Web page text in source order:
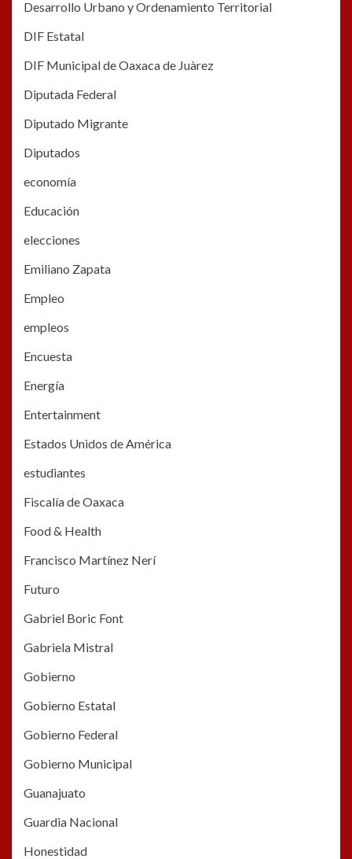
Desarrollo Urbano y Ordenamiento Territorial
DIF Estatal
DIF Municipal de Oaxaca de Juàrez
Diputada Federal
Diputado Migrante
Diputados
economía
Educación
elecciones
Emiliano Zapata
Empleo
empleos
Encuesta
Energía
Entertainment
Estados Unidos de América
estudiantes
Fiscalía de Oaxaca
Food & Health
Francisco Martínez Nerí
Futuro
Gabriel Boric Font
Gabriela Mistral
Gobierno
Gobierno Estatal
Gobierno Federal
Gobierno Municipal
Guanajuato
Guardia Nacional
Honestidad